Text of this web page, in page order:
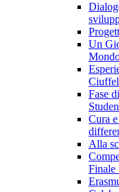
Un
Fase
Cura
Alla
Finale